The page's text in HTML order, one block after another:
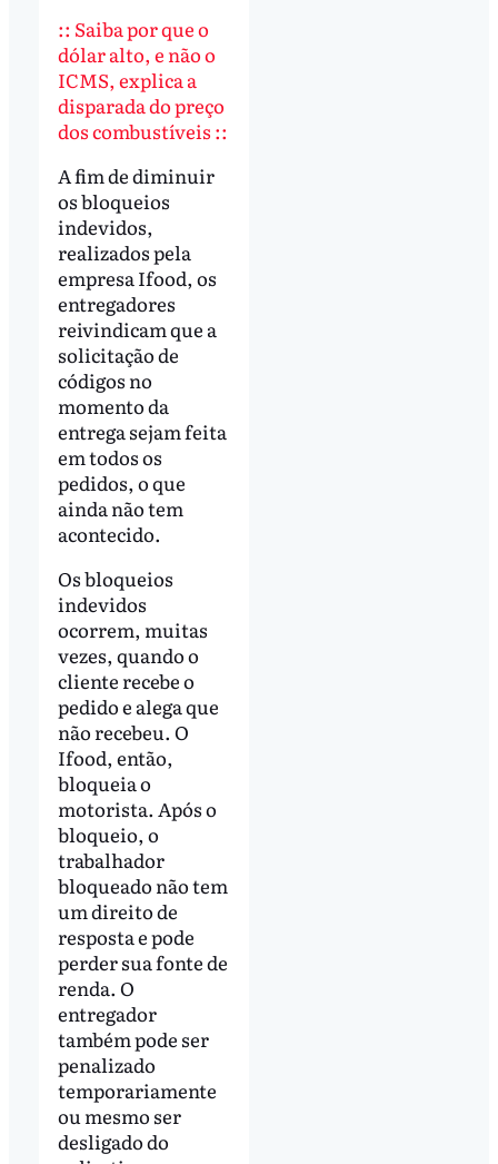
:: Saiba por que o
dólar alto, e não o
ICMS, explica a
disparada do preço
dos combustíveis ::
A fim de diminuir
os bloqueios
indevidos,
realizados pela
empresa Ifood, os
entregadores
reivindicam que a
solicitação de
códigos no
momento da
entrega sejam feita
em todos os
pedidos, o que
ainda não tem
acontecido.
Os bloqueios
indevidos
ocorrem, muitas
vezes, quando o
cliente recebe o
pedido e alega que
não recebeu. O
Ifood, então,
bloqueia o
motorista. Após o
bloqueio, o
trabalhador
bloqueado não tem
um direito de
resposta e pode
perder sua fonte de
renda. O
entregador
também pode ser
penalizado
temporariamente
ou mesmo ser
desligado do